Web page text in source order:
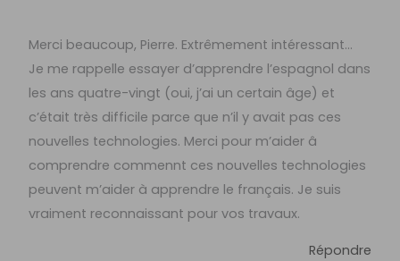
Merci beaucoup, Pierre. Extrêmement intéressant…
Je me rappelle essayer d’apprendre l’espagnol dans
les ans quatre-vingt (oui, j’ai un certain âge) et
c’était très difficile parce que n’il y avait pas ces
nouvelles technologies. Merci pour m’aider â
comprendre commennt ces nouvelles technologies
peuvent m’aider à apprendre le français. Je suis
vraiment reconnaissant pour vos travaux.
Répondre